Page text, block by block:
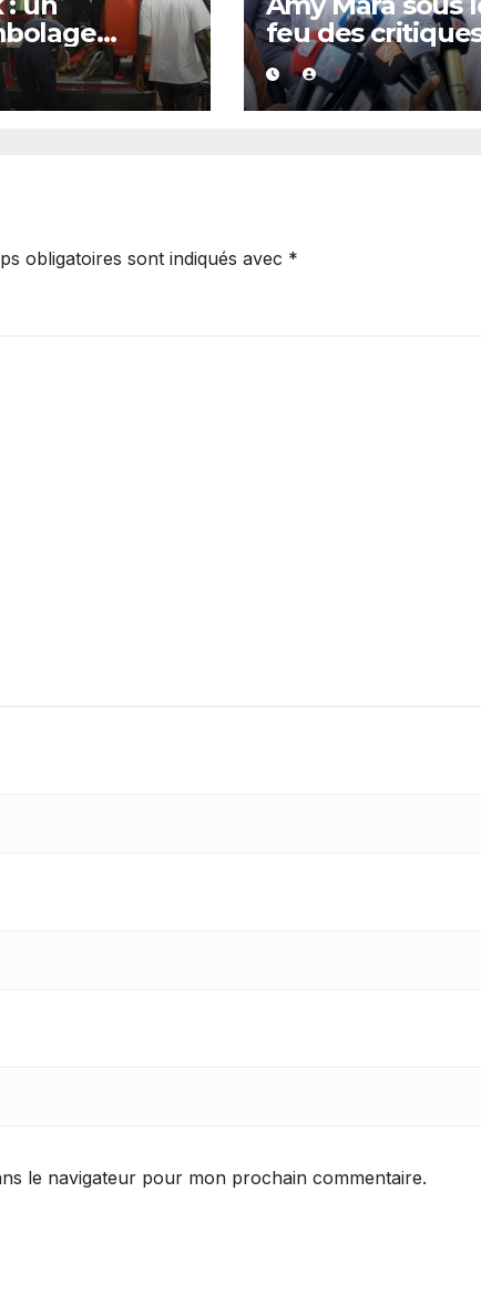
trois
fait deux
dont un
feu des
après une
prise de parole
français
obligatoires sont indiqués avec *
le navigateur pour mon prochain commentaire.